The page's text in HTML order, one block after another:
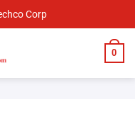
Corp
0